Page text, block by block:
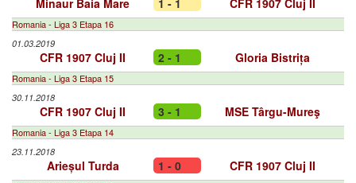
Minaur Baia Mare 1 - 1 CFR 1907 Cluj II
Romania - Liga 3 Etapa 16
01.03.2019
CFR 1907 Cluj II 2 - 1 Gloria Bistrița
Romania - Liga 3 Etapa 15
30.11.2018
CFR 1907 Cluj II 3 - 1 MSE Târgu-Mureş
Romania - Liga 3 Etapa 14
23.11.2018
Arieșul Turda 1 - 0 CFR 1907 Cluj II